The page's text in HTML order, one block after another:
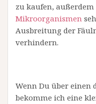
zu kaufen,
Mikroorganismen
Ausbreitung der
verhindern.
Wenn Du über einen
bekomme ich eine